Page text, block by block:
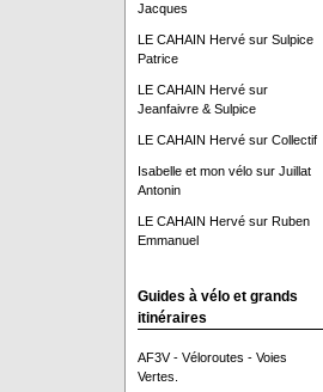
Jacques
LE CAHAIN Hervésur Sulpice
Patrice
LE CAHAIN Hervésur
Jeanfaivre & Sulpice
LE CAHAIN Hervésur Collectif
Isabelle et mon vélosur Juillat
Antonin
LE CAHAIN Hervésur Ruben
Emmanuel
Guides à vélo et grands
itinéraires
AF3V - Véloroutes - Voies
Vertes.